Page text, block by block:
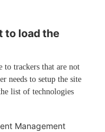
to load the
to trackers that are not
needs to setup the site
list of technologies
Management